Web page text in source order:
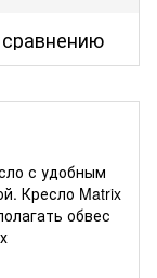
с удобным
Кресло Matrix
обвес